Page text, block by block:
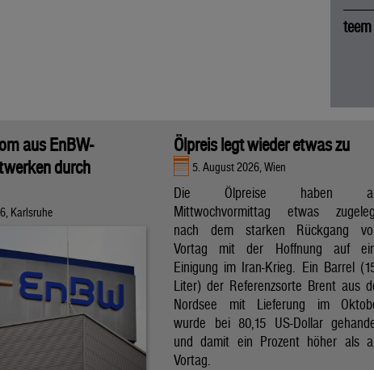
aus EnBW-
durch
Karlsruhe
Ölpreis legt wieder etwas zu
5. August 2026, Wien
Die Ölpreise haben
Mittwochvormittag etwas
nach dem starken Rückgang
Vortag mit der Hoffnung auf
Einigung im Iran-Krieg. Ein Barrel
Liter) der Referenzsorte Brent aus
Nordsee mit Lieferung im
wurde bei 80,15 US-Dollar
und damit ein Prozent höher als
Vortag.